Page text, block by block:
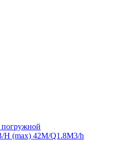
H (max) 42M/Q1.8M3/h